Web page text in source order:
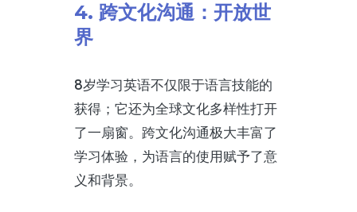
4. 跨文化沟通：开放世
界
8岁学习英语不仅限于语言技能的
获得；它还为全球文化多样性打开
了一扇窗。跨文化沟通极大丰富了
学习体验，为语言的使用赋予了意
义和背景。